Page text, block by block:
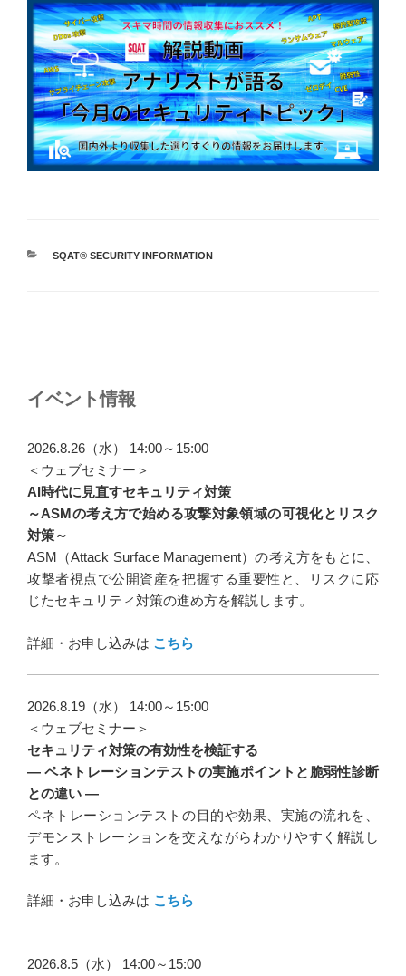
カ
SQAT® SECURITY INFORMATION
ナ
ゲ
ー
シ
ョ
ン
イベント情報
2026.8.26（水） 14:00～15:00
＜ウェブセミナー＞
AI時代に見直すセキュリティ対策
～ASMの考え方で始める攻撃対象領域の可視化とリスク
対策～
ASM（Attack Surface Management）の考え方をもとに、
攻撃者視点で公開資産を把握する重要性と、リスクに応
じたセキュリティ対策の進め方を解説します。
詳細・お申し込みは こちら
2026.8.19（水） 14:00～15:00
＜ウェブセミナー＞
セキュリティ対策の有効性を検証する
― ペネトレーションテストの実施ポイントと脆弱性診断
との違い ―
ペネトレーションテストの目的や効果、実施の流れを、
デモンストレーションを交えながらわかりやすく解説し
ます。
詳細・お申し込みは こちら
2026.8.5（水） 14:00～15:00